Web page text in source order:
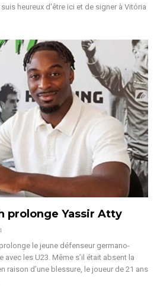
suis heureux d'être ici et de signer à Vitória
prolonge Yassir Atty
le jeune défenseur germano-
avec les U23. Même s’il était absent la
raison d’une blessure, le joueur de 21 ans